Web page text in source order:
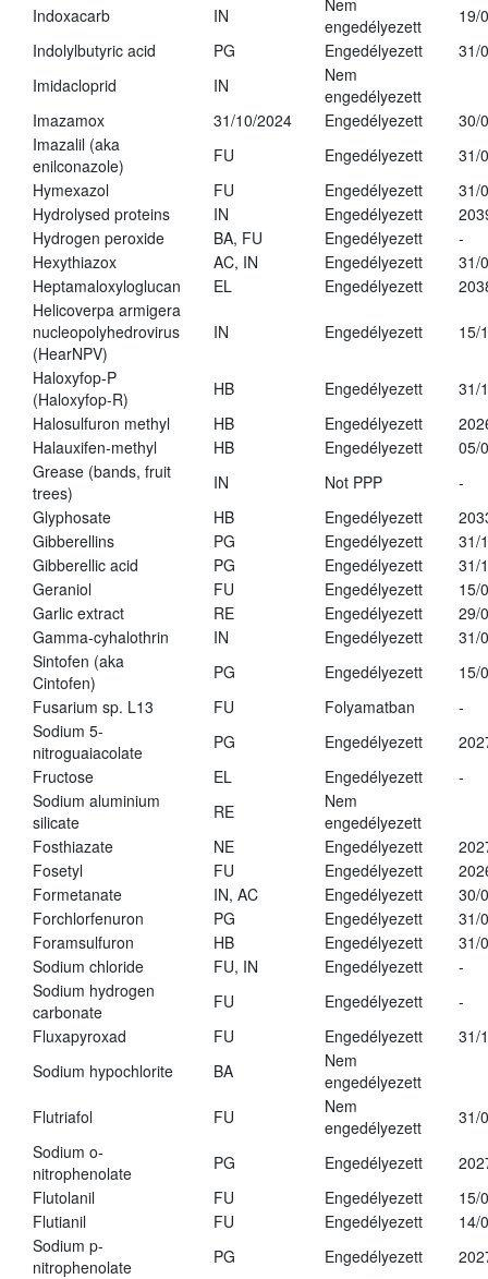
Indoxacarb IN
Nem
engedélyezett
19/
Indolylbutyric acid
PG Engedélyezett
31/
Imidacloprid
IN
Nem
engedélyezett
Imazamox
31/10/2024 Engedélyezett
30/
Imazalil (aka
enilconazole)
FU Engedélyezett
31/
Hymexazol
FU Engedélyezett
31/
Hydrolysed proteins
IN Engedélyezett
Hydrogen peroxide
BA, FU Engedélyezett
-
Hexythiazox
AC, IN Engedélyezett
31/
Heptamaloxyloglucan
EL Engedélyezett
Helicoverpa armigera
nucleopolyhedrovirus
(HearNPV)
IN Engedélyezett 15/
Haloxyfop-P
(Haloxyfop-R)
HB Engedélyezett
31/
Halosulfuron methyl
HB Engedélyezett
Halauxifen-methyl
HB Engedélyezett
05/
Grease (bands, fruit
trees)
IN Not PPP
-
Glyphosate
HB Engedélyezett
Gibberellins
PG Engedélyezett
31/
Gibberellic acid
PG Engedélyezett
31/
Geraniol
FU Engedélyezett
15/
Garlic extract
RE Engedélyezett
29/
Gamma-cyhalothrin
IN Engedélyezett
31/
Sintofen (aka
Cintofen)
PG Engedélyezett
15/
Fusarium sp. L13
FU Folyamatban
-
Sodium 5-
nitroguaiacolate
PG Engedélyezett
Fructose
EL Engedélyezett
-
Sodium aluminium
silicate
RE
Nem
engedélyezett
Fosthiazate
NE Engedélyezett
Fosetyl
FU Engedélyezett
Formetanate
IN, AC Engedélyezett
30/
Forchlorfenuron
PG Engedélyezett
31/
Foramsulfuron
HB Engedélyezett
31/
Sodium chloride
FU, IN Engedélyezett
-
Sodium hydrogen
carbonate
FU Engedélyezett
-
Fluxapyroxad
FU Engedélyezett
31/
Sodium hypochlorite
BA
Nem
engedélyezett
Flutriafol
FU
Nem
engedélyezett
31/
Sodium o-
nitrophenolate
PG Engedélyezett
Flutolanil
FU Engedélyezett
15/
Flutianil
FU Engedélyezett
14/
Sodium p-
nitrophenolate
PG Engedélyezett